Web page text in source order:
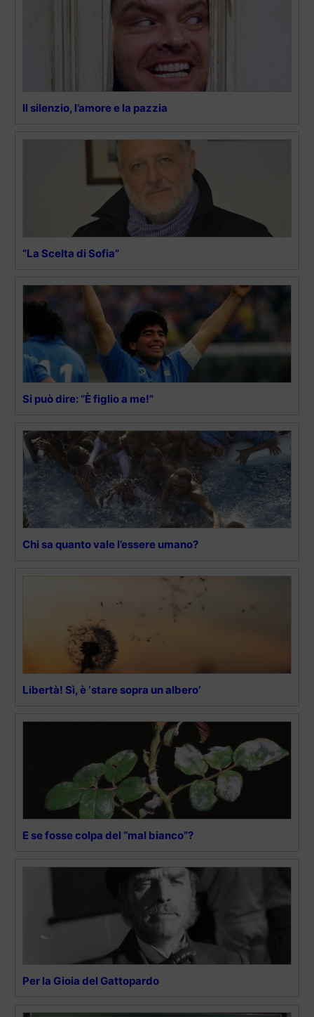
Il silenzio, l’amore e la pazzia
“La Scelta di Sofia”
Si può dire: “È figlio a me!”
Chi sa quanto vale l’essere umano?
Libertà! Sì, è ‘stare sopra un albero’
E se fosse colpa del “mal bianco”?
Per la Gioia del Gattopardo